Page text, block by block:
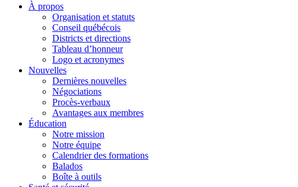
À propos
Organisation et statuts
Conseil québécois
Districts et directions
Tableau d’honneur
Logo et acronymes
Nouvelles
Dernières nouvelles
Négociations
Procès-verbaux
Avantages aux membres
Éducation
Notre mission
Notre équipe
Calendrier des formations
Balados
Boîte à outils